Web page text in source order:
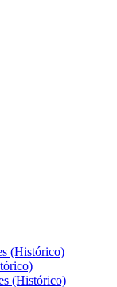
(Histórico)
(Histórico)